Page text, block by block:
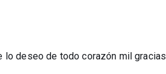
deseo de todo corazón mil gracias